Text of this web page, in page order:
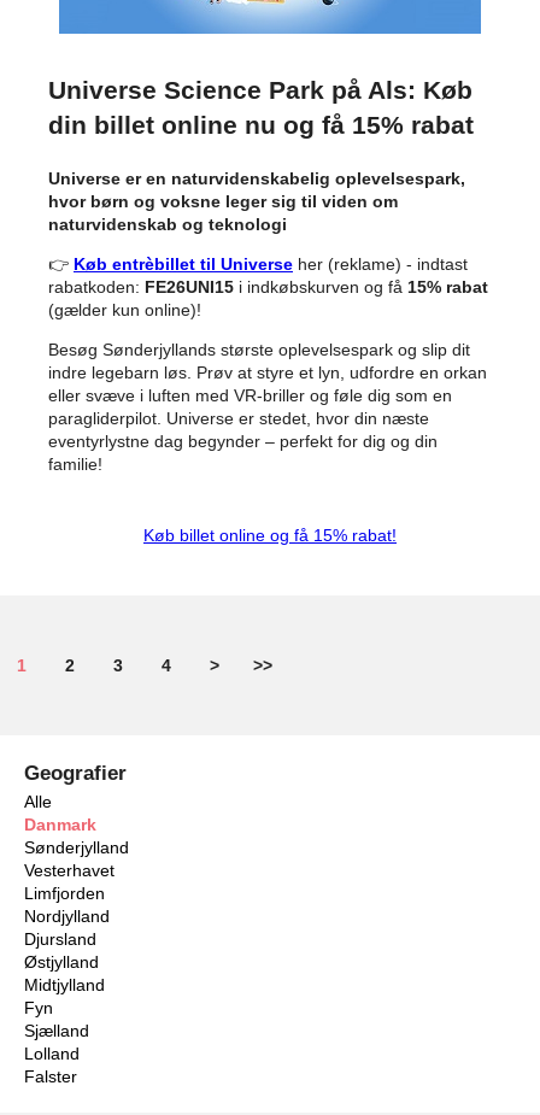
Geografier
Alle
Danmark
Sønderjylland
Vesterhavet
Limfjorden
Nordjylland
Djursland
Østjylland
Midtjylland
Fyn
Sjælland
Lolland
Falster
Universe Science Park på Als: Køb
din billet online nu og få 15% rabat
Universe er en naturvidenskabelig oplevelsespark,
hvor børn og voksne leger sig til viden om
naturvidenskab og teknologi
👉 Køb entrèbillet til Universe her (reklame) - indtast
rabatkoden: FE26UNI15 i indkøbskurven og få 15% rabat
(gælder kun online)!
Besøg Sønderjyllands største oplevelsespark og slip dit
indre legebarn løs. Prøv at styre et lyn, udfordre en orkan
eller svæve i luften med VR-briller og føle dig som en
paragliderpilot. Universe er stedet, hvor din næste
eventyrlystne dag begynder – perfekt for dig og din
familie!
Køb billet online og få 15% rabat!
1 2 3 4 > >>